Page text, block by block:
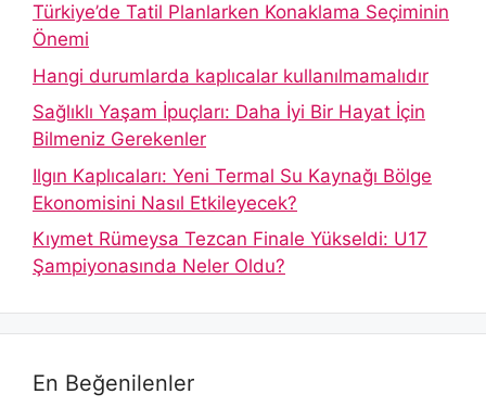
Türkiye’de Tatil Planlarken Konaklama Seçiminin
Önemi
Hangi durumlarda kaplıcalar kullanılmamalıdır
Sağlıklı Yaşam İpuçları: Daha İyi Bir Hayat İçin
Bilmeniz Gerekenler
Ilgın Kaplıcaları: Yeni Termal Su Kaynağı Bölge
Ekonomisini Nasıl Etkileyecek?
Kıymet Rümeysa Tezcan Finale Yükseldi: U17
Şampiyonasında Neler Oldu?
En Beğenilenler